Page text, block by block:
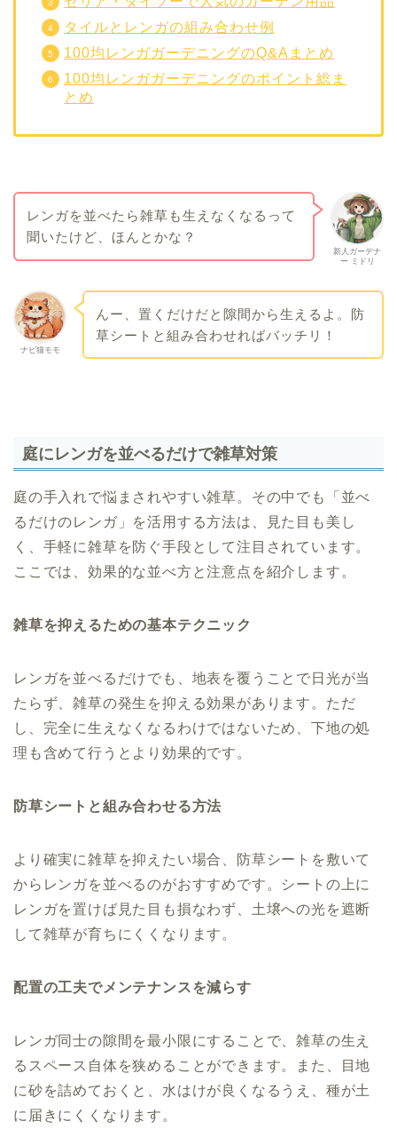
タイルとレンガの組み合わせ例
100均レンガガーデニングのQ&Aまとめ
100均レンガガーデニングのポイント総ま
とめ
新人ガーデナ
ー ミドリ
レンガを並べたら雑草も生えなくなるって
聞いたけど、ほんとかな？
ナビ猫モモ
んー、置くだけだと隙間から生えるよ。防
草シートと組み合わせればバッチリ！
庭にレンガを並べるだけで雑草対策
庭の手入れで悩まされやすい雑草。その中でも「並べ
るだけのレンガ」を活用する方法は、見た目も美し
く、手軽に雑草を防ぐ手段として注目されています。
ここでは、効果的な並べ方と注意点を紹介します。
雑草を抑えるための基本テクニック
レンガを並べるだけでも、地表を覆うことで日光が当
たらず、雑草の発生を抑える効果があります。ただ
し、完全に生えなくなるわけではないため、下地の処
理も含めて行うとより効果的です。
防草シートと組み合わせる方法
より確実に雑草を抑えたい場合、防草シートを敷いて
からレンガを並べるのがおすすめです。シートの上に
レンガを置けば見た目も損なわず、土壌への光を遮断
して雑草が育ちにくくなります。
配置の工夫でメンテナンスを減らす
レンガ同士の隙間を最小限にすることで、雑草の生え
るスペース自体を狭めることができます。また、目地
に砂を詰めておくと、水はけが良くなるうえ、種が土
に届きにくくなります。